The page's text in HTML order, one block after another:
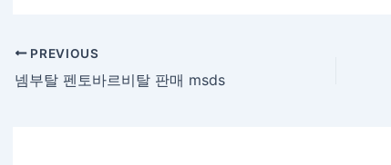
PREVIOUS
넴부탈 펜토바르비탈 판매 msds